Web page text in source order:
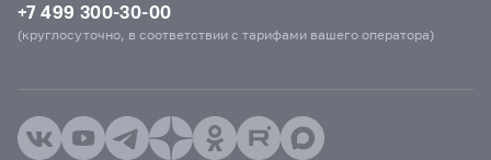
+7 499 300-30-00
(круглосуточно, в соответствии с тарифами вашего оператора)